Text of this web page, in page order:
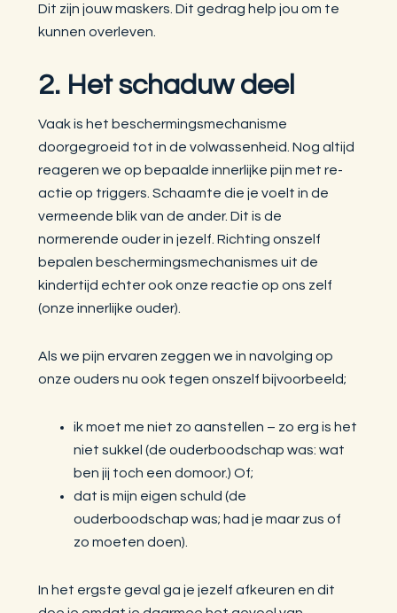
Dit zijn jouw maskers. Dit gedrag help jou om te
kunnen overleven.
2. Het schaduw deel
Vaak is het beschermingsmechanisme
doorgegroeid tot in de volwassenheid. Nog altijd
reageren we op bepaalde innerlijke pijn met re-
actie op triggers. Schaamte die je voelt in de
vermeende blik van de ander. Dit is de
normerende ouder in jezelf. Richting onszelf
bepalen beschermingsmechanismes uit de
kindertijd echter ook onze reactie op ons zelf
(onze innerlijke ouder).
Als we pijn ervaren zeggen we in navolging op
onze ouders nu ook tegen onszelf bijvoorbeeld;
ik moet me niet zo aanstellen – zo erg is het
niet sukkel (de ouderboodschap was: wat
ben jij toch een domoor.) Of;
dat is mijn eigen schuld (de
ouderboodschap was; had je maar zus of
zo moeten doen).
In het ergste geval ga je jezelf afkeuren en dit